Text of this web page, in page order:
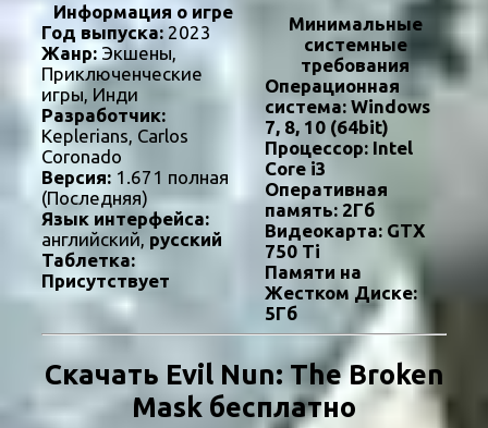
Информация о игре
Год выпуска: 2023
Жанр: Экшены,
Приключенческие
игры, Инди
Разработчик:
Keplerians, Carlos
Coronado
Версия: 1.671 полная
(Последняя)
Язык интерфейса:
английский, русский
Таблетка:
Присутствует
Минимальные
системные
требования
Операционная
система:Windows
7, 8, 10 (64bit)
Процессор:Intel
Core i3
Оперативная
память:2Гб
Видеокарта:GTX
750 Ti
Памяти на
Жестком Диске:
5Гб
Скачать Evil Nun: The Broken
Mask бесплатно